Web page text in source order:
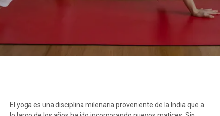
El yoga es una disciplina milenaria proveniente de la India que a